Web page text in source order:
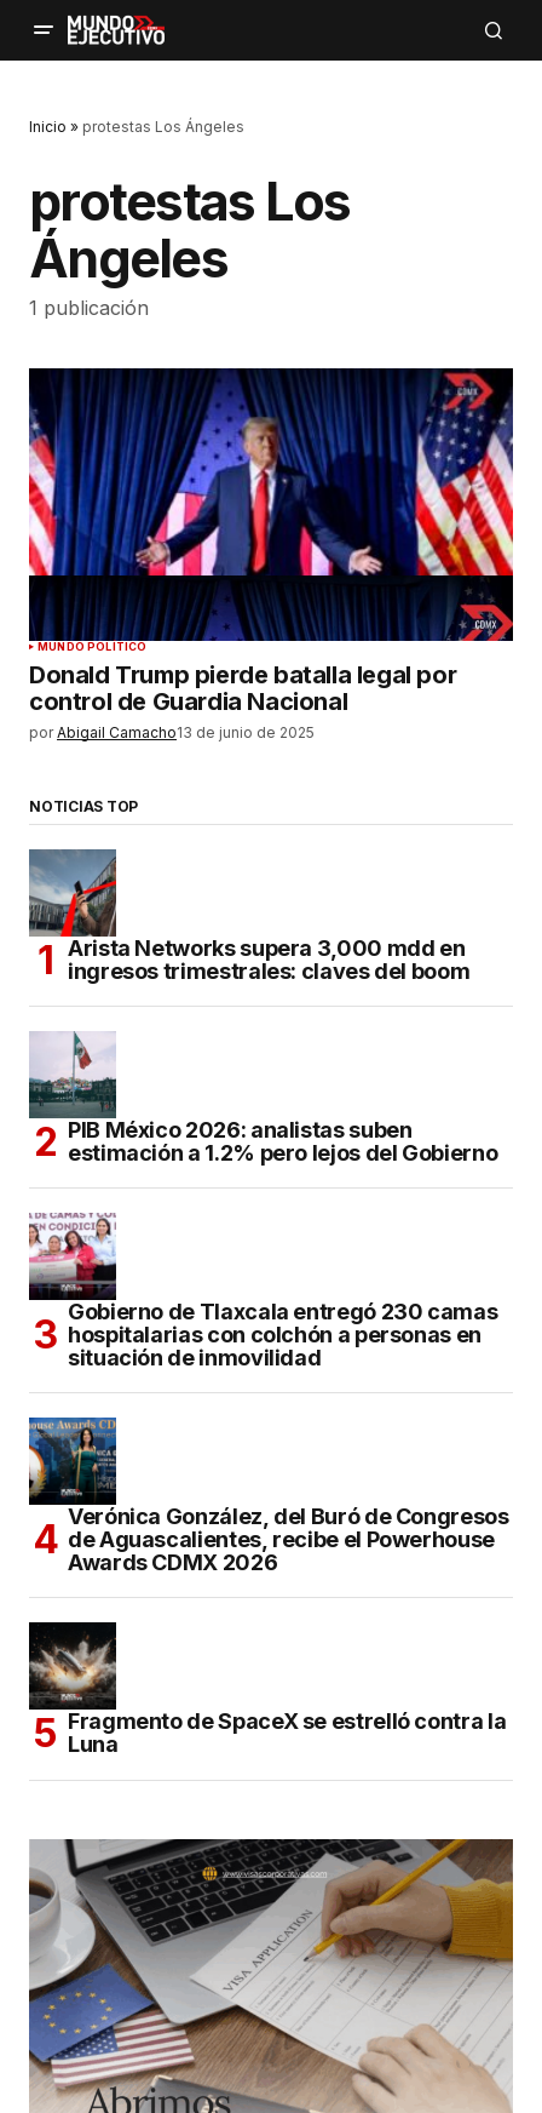
Inicio » protestas Los Ángeles
protestas Los
Ángeles
1 publicación
MUNDO POLÍTICO
Donald Trump pierde batalla legal por
control de Guardia Nacional
por Abigail Camacho13 de junio de 2025
NOTICIAS TOP
Arista Networks supera 3,000 mdd en
ingresos trimestrales: claves del boom
PIB México 2026: analistas suben
estimación a 1.2% pero lejos del Gobierno
Gobierno de Tlaxcala entregó 230 camas
hospitalarias con colchón a personas en
situación de inmovilidad
Verónica González, del Buró de Congresos
de Aguascalientes, recibe el Powerhouse
Awards CDMX 2026
Fragmento de SpaceX se estrelló contra la
Luna